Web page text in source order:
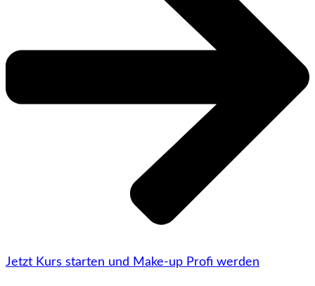
Jetzt Kurs starten und Make-up Profi werden